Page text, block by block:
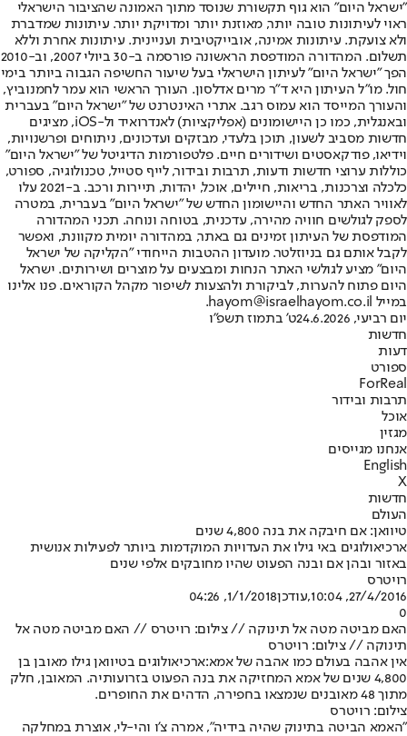
"ישראל היום" הוא גוף תקשורת שנוסד מתוך האמונה שהציבור הישראלי
ראוי לעיתונות טובה יותר, מאוזנת יותר ומדויקת יותר. עיתונות שמדברת
ולא צועקת. עיתונות אמינה, אובייקטיבית ועניינית. עיתונות אחרת וללא
תשלום. המהדורה המודפסת הראשונה פורסמה ב-30 ביולי 2007, וב-2010
הפך "ישראל היום" לעיתון הישראלי בעל שיעור החשיפה הגבוה ביותר בימי
חול. מו"ל העיתון היא ד"ר מרים אדלסון. העורך הראשי הוא עמר לחמנוביץ,
והעורך המייסד הוא עמוס רגב. אתרי האינטרנט של "ישראל היום" בעברית
ובאנגלית, כמו כן היישומונים (אפליקציות) לאנדרואיד ול-iOS, מציגים
חדשות מסביב לשעון, תוכן בלעדי, מבזקים ועדכונים, ניתוחים ופרשנויות,
וידיאו, פודקאסטים ושידורים חיים. פלטפורמות הדיגיטל של "ישראל היום"
כוללות ערוצי חדשות ודעות, תרבות ובידור, לייף סטייל, טכנולוגיה, ספורט,
כלכלה וצרכנות, בריאות, חיילים, אוכל, יהדות, תיירות ורכב. ב-2021 עלו
לאוויר האתר החדש והיישומון החדש של "ישראל היום" בעברית, במטרה
לספק לגולשים חוויה מהירה, עדכנית, בטוחה ונוחה. תכני המהדורה
המודפסת של העיתון זמינים גם באתר, במהדורה יומית מקוונת, ואפשר
לקבל אותם גם בניוזלטר. מועדון ההטבות הייחודי "הקליקה של ישראל
היום" מציע לגולשי האתר הנחות ומבצעים על מוצרים ושירותים. ישראל
היום פתוח להערות, לביקורת ולהצעות לשיפור מקהל הקוראים. פנו אלינו
במייל hayom@israelhayom.co.il.
יום רביעי, 24.6.2026
ט' בתמוז תשפ"ו
חדשות
דעות
ספורט
ForReal
תרבות ובידור
אוכל
מגזין
אנחנו מגייסים
English
X
חדשות
העולם
טיוואן: אם חיבקה את בנה 4,800 שנים
ארכיאולוגים באי גילו את העדויות המוקדמות ביותר לפעילות אנושית
באזור ובהן אם ובנה הפעוט שהיו מחובקים אלפי שנים
רויטרס
27/4/2016, 10:04
,עודכן1/1/2018, 04:26
0
האם מביטה מטה אל תינוקה // צילום: רויטרס // האם מביטה מטה אל
תינוקה // צילום: רויטרס
אין אהבה בעולם כמו אהבה של אמא:ארכיאולוגים בטיוואן גילו מאובן בן
4,800 שנים של אמא המחזיקה את בנה הפעוט בזרועותיה. המאובן, חלק
מתוך 48 מאובנים שנמצאו בחפירה, הדהים את החופרים.
צילום: רויטרס
"האמא הביטה בתינוק שהיה בידיה", אמרה צ'ו והי-לי, אוצרת במחלקה